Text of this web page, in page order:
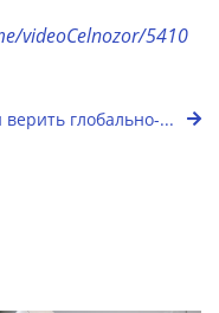
videoCelnozor/5410
верить глобально-...